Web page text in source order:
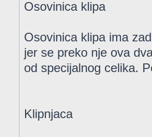
Osovinica klipa
Osovinica klipa ima
jer se preko nje ova
od specijalnog celika.
Klipnjaca